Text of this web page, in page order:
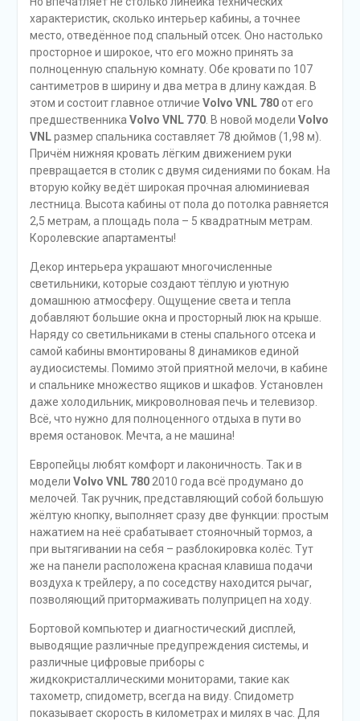
характеристик, сколько интерьер кабины, а точнее
место, отведённое под спальный отсек. Оно настолько
просторное и широкое, что его можно принять за
полноценную спальную комнату. Обе кровати по 107
сантиметров в ширину и два метра в длину каждая. В
этом и состоит главное отличие Volvo VNL 780от его
предшественникаVolvo VNL 770. В новой модели Volvo
VNLразмер спальника составляет 78 дюймов (1,98 м).
Причём нижняя кровать лёгким движением руки
превращается в столик с двумя сидениями по бокам. На
вторую койку ведёт широкая прочная алюминиевая
лестница. Высота кабины от пола до потолка равняется
2,5 метрам, а площадь пола – 5 квадратным метрам.
Королевские апартаменты!
Декор интерьера украшают многочисленные
светильники, которые создают тёплую и уютную
домашнюю атмосферу. Ощущение света и тепла
добавляют большие окна и просторный люк на крыше.
Наряду со светильниками в стены спального отсека и
самой кабины вмонтированы 8 динамиков единой
аудиосистемы. Помимо этой приятной мелочи, в кабине
и спальнике множество ящиков и шкафов. Установлен
даже холодильник, микроволновая печь и телевизор.
Всё, что нужно для полноценного отдыха в пути во
время остановок. Мечта, а не машина!
Европейцы любят комфорт и лаконичность. Так и в
модели Volvo VNL 7802010 года всё продумано до
мелочей. Так ручник, представляющий собой большую
жёлтую кнопку, выполняет сразу две функции: простым
нажатием на неё срабатывает стояночный тормоз, а
при вытягивании на себя – разблокировка колёс. Тут
же на панели расположена красная клавиша подачи
воздуха к трейлеру, а по соседству находится рычаг,
позволяющий притормаживать полуприцеп на ходу.
Бортовой компьютер и диагностический дисплей,
выводящие различные предупреждения системы, и
различные цифровые приборы с
жидкокристаллическими мониторами, такие как
тахометр, спидометр, всегда на виду. Спидометр
показывает скорость в километрах и милях в час. Для